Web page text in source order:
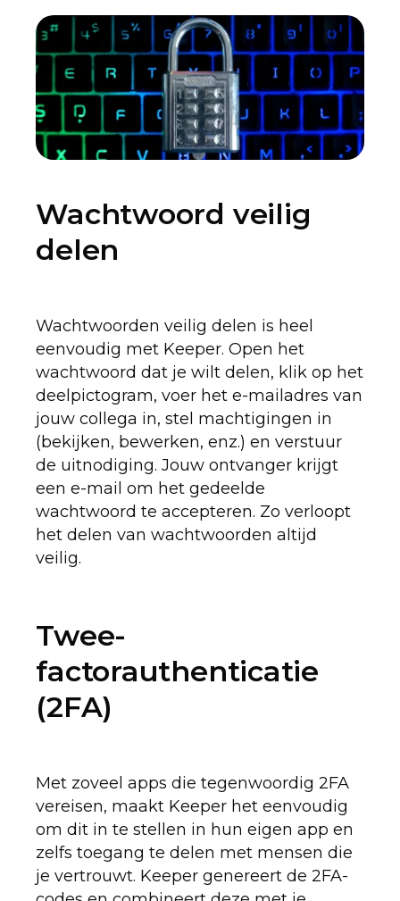
Wachtwoord veilig
delen
Wachtwoorden veilig delen is heel
eenvoudig met Keeper. Open het
wachtwoord dat je wilt delen, klik op het
deelpictogram, voer het e-mailadres van
jouw collega in, stel machtigingen in
(bekijken, bewerken, enz.) en verstuur
de uitnodiging. Jouw ontvanger krijgt
een e-mail om het gedeelde
wachtwoord te accepteren. Zo verloopt
het delen van wachtwoorden altijd
veilig.
Twee-
factorauthenticatie
(2FA)
Met zoveel apps die tegenwoordig 2FA
vereisen, maakt Keeper het eenvoudig
om dit in te stellen in hun eigen app en
zelfs toegang te delen met mensen die
je vertrouwt. Keeper genereert de 2FA-